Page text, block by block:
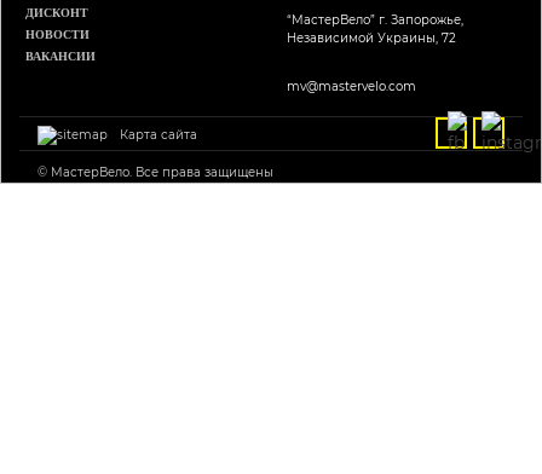
ДИСКОНТ
НОВОСТИ
ВАКАНСИИ
“МастерВело” г. Запорожье,
Независимой Украины, 72
mv@mastervelo.com
Карта сайта
© МастерВело. Все права защищены